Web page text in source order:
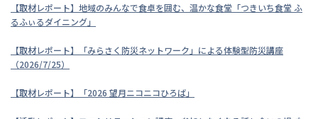
【取材レポート】地域のみんなで食卓を囲む、温かな食堂「つきいち食堂 ふ
るふぃるダイニング」
【取材レポート】「みらさく防災ネットワーク」による体験型防災講座
（2026/7/25）
【取材レポート】「2026 望月ニコニコひろば」